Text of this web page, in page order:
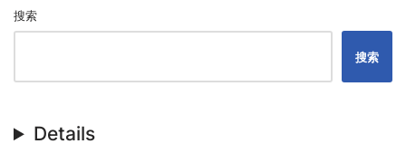
搜索
搜索
Details